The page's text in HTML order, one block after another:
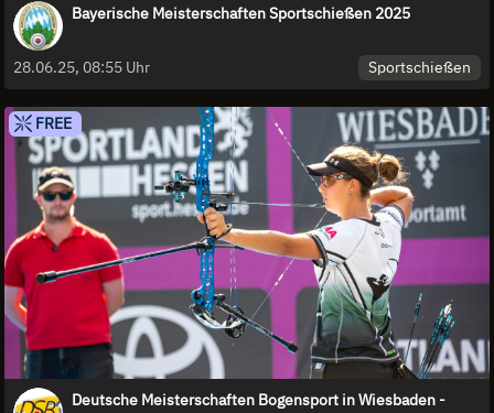
Bayerische Meisterschaften Sportschießen 2025
28.06.25, 08:55 Uhr Sportschießen
FREE
Deutsche Meisterschaften Bogensport in Wiesbaden -